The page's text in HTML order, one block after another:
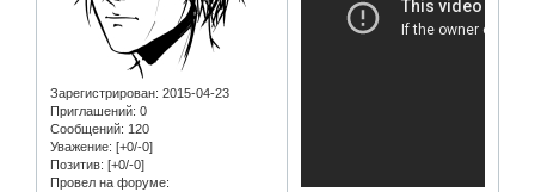
Зарегистрирован: 2015-04-23
Приглашений: 0
Сообщений: 120
Уважение: [+0/-0]
Позитив: [+0/-0]
Провел на форуме: